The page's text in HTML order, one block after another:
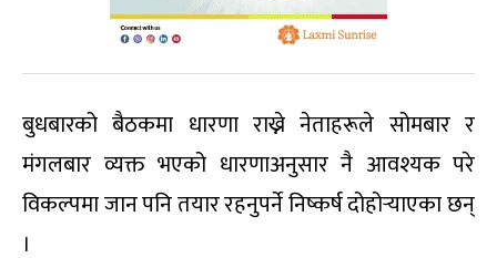
बुधबारको बैठकमा धारणा राख्ने नेताहरूले सोमबार र
मंगलबार व्यक्त भएको धारणाअनुसार नै आवश्यक परे
विकल्पमा जान पनि तयार रहनुपर्ने निष्कर्ष दोहोर्‍याएका छन्
।